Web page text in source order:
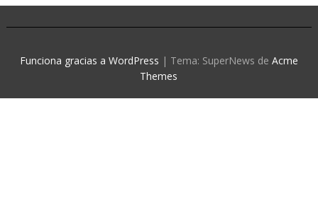
Funciona gracias a WordPress | Tema: SuperNews de Acme
Themes